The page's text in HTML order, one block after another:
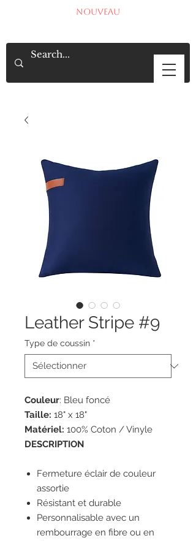
NOUVEAU
Leather Stripe #9
Type de coussin *
Couleur: Bleu foncé
Taille: 18" x 18"
Matériel: 100% Coton / Vinyle
DESCRIPTION
Fermeture éclair de couleur
assortie
Résistant et durable
Personnalisable avec un
rembourrage en fibre ou en